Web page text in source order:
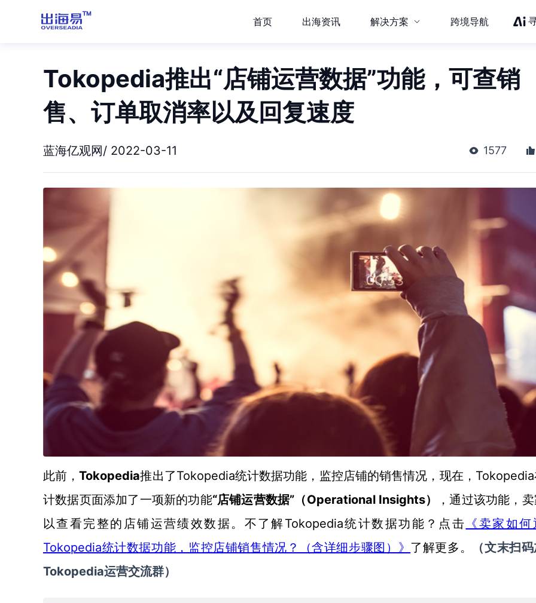
首页 出海资讯 解决方案 跨境导航
Tokopedia推出“店铺运营数据”功能，可查销
售、订单取消率以及回复速度
蓝海亿观网/ 2022-03-11 1577
此前，Tokopedia推出了Tokopedia统计数据功能，监控店铺的销售情况，现在，
计数据页面添加了一项新的功能“店铺运营数据”（Operational Insights）
，通过该功能，
以查看完整的店铺运营绩效数据。不了解Tokopedia统计数据功能？点击 《卖家如何
Tokopedia统计数据功能，监控店铺销售情况？（含详细步骤图）》 了解更多。 （文末扫码
Tokopedia运营交流群）